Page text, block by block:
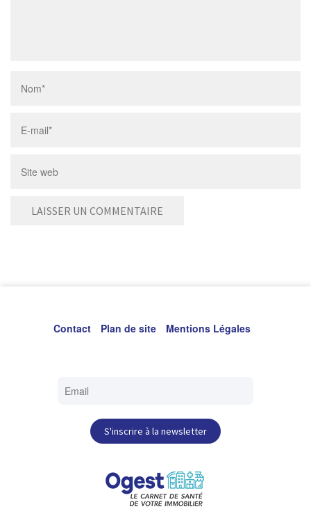
Contact Plan de site Mentions Légales